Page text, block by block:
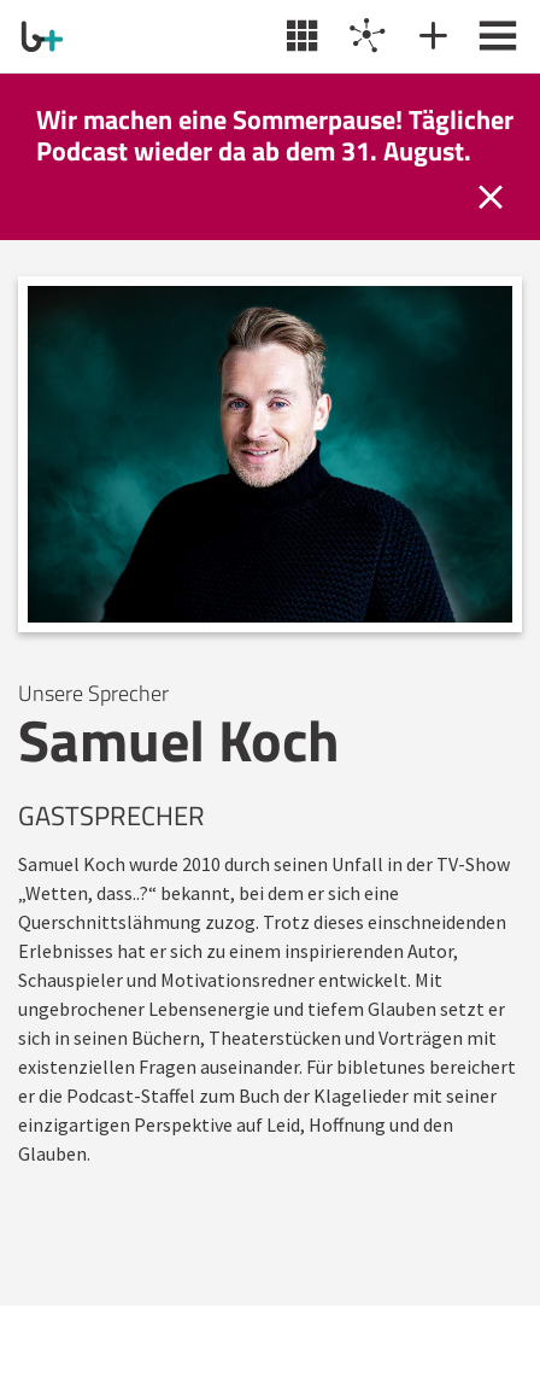
Wir machen eine Sommerpause! Täglicher
Podcast wieder da ab dem 31. August.
Unsere Sprecher
Samuel Koch
GASTSPRECHER
Samuel Koch wurde 2010 durch seinen Unfall in der TV-Show
„Wetten, dass..?“ bekannt, bei dem er sich eine
Querschnittslähmung zuzog. Trotz dieses einschneidenden
Erlebnisses hat er sich zu einem inspirierenden Autor,
Schauspieler und Motivationsredner entwickelt. Mit
ungebrochener Lebensenergie und tiefem Glauben setzt er
sich in seinen Büchern, Theaterstücken und Vorträgen mit
existenziellen Fragen auseinander. Für bibletunes bereichert
er die Podcast-Staffel zum Buch der Klagelieder mit seiner
einzigartigen Perspektive auf Leid, Hoffnung und den
Glauben.